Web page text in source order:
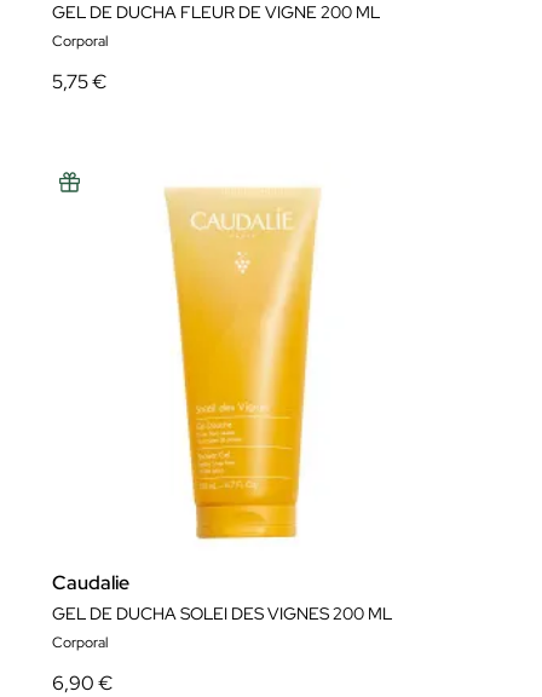
GEL DE DUCHA FLEUR DE VIGNE 200 ML
Corporal
5,75 €
Caudalie
GEL DE DUCHA SOLEI DES VIGNES 200 ML
Corporal
6,90 €